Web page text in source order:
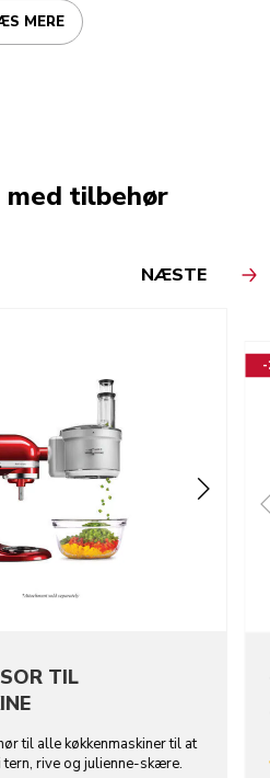
MERE
med tilbehør
NÆSTE
TIL
til alle køkkenmaskiner til at
rive og julienne-skære.
-